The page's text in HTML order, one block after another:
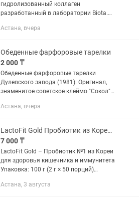
гидролизованный коллаген
разработанный в лаборатории Biota.
и 3 типа в порошке с добавлением
Астана, вчера
Обеденные фарфоровые тарелки
2 000 ₸
Обеденные фарфоровые тарелки
Дулевского завода (1981). Оригинал,
знаменитое советское клеймо "Сокол"
шт. Тарелки чистые, без сколов.
Астана, вчера
LactoFit Gold Пробиотик из Кореи для здоровья кишечника и иммунитета
7 000 ₸
LactoFit Gold – Пробиотик №1 из Кореи
для здоровья кишечника и иммунитета
Упаковка: 100 г (2 г × 50 порций)
нейтральный, удобен в применении
Астана, 3 августа